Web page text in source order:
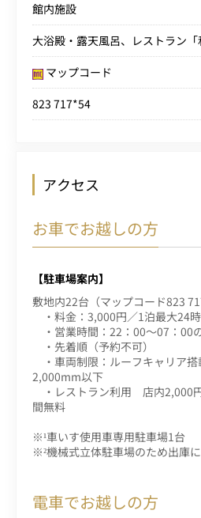
館内施設
大浴殿・露天風呂、レストラン
マップコード
823 717*54
アクセス
お車でお越しの方
【駐車場案内】
敷地内22台（マップコード823
・料金：3,000円／1泊最大24
・営業時間：22：00～07：00
・先着順（予約不可）
・車両制限：ルーフキャリア
2,000mm以下
・レストラン利用 店内2,000
間無料
※¹車いす使用車専用駐車場1台
※²機械式立体駐車場のため出庫
電車でお越しの方